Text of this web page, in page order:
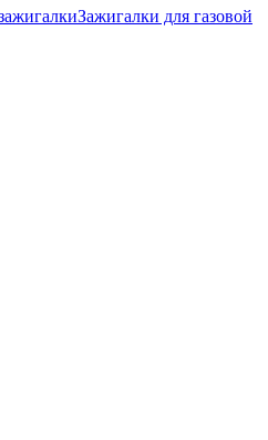
Зажигалки для газовой